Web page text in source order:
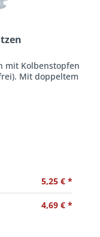
mit Kolbenstopfen
Mit doppeltem
5,25 € *
4,69 € *